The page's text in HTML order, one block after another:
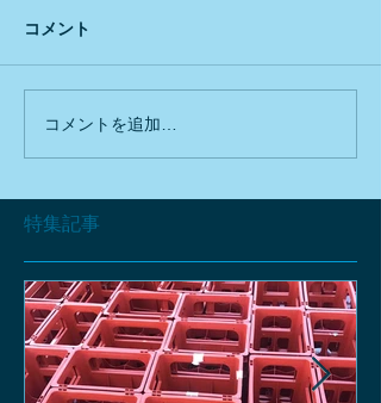
特集記事
コメント
コメントを追加…